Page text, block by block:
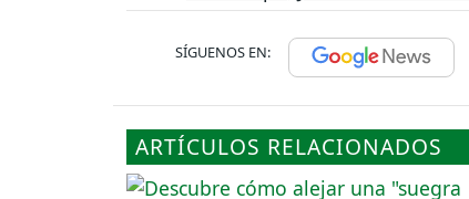
SÍGUENOS EN:
ARTÍCULOS RELACIONADOS